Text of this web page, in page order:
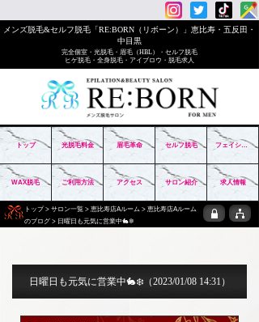
メンズ脱毛&セルフ脱毛「RE:BORN（リボーン）」恵比寿・五反田・
中目黒
完全個室・光脱毛・眉毛（HBL）・セルフ脱毛
ヒゲ脱毛・全身脱毛・アイブロウ・脱毛求人
トップ > サロン一覧 > 恵比寿店Aルーム > 恵比寿店Aルーム
のブログ > 日曜日も元気に営業中🐇❄️
日曜日も元気に営業中🐇❄️（2023/01/08 14:31）
トップ 光脱毛料金 眉毛革命 セルフ脱毛 フェイシャル
WAX脱毛 ご利用方法 アクセス サロン紹介 求人情報